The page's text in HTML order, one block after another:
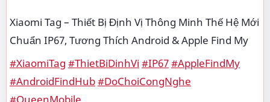
Xiaomi Tag – Thiết Bị Định Vị Thông Minh Thế Hệ Mới
Chuẩn IP67, Tương Thích Android & Apple Find My
#XiaomiTag #ThietBiDinhVi #IP67#AppleFindMy
#AndroidFindHub#DoChoiCongNghe
#QueenMobile